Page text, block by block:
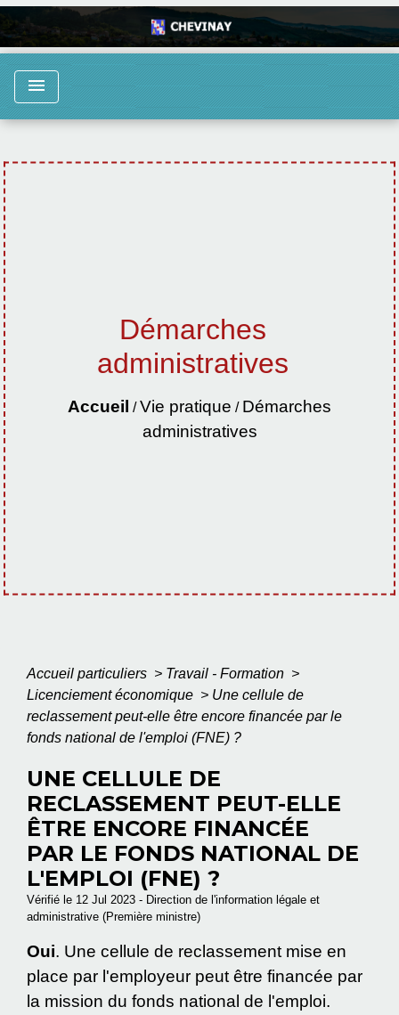
menu
Démarches
administratives
Accueil /Vie pratique / Démarches
administratives
Accueil particuliers > Travail - Formation >
Licenciement économique > Une cellule de
reclassement peut-elle être encore financée par le
fonds national de l'emploi (FNE) ?
UNE CELLULE DE
RECLASSEMENT PEUT-ELLE
ÊTRE ENCORE FINANCÉE
PAR LE FONDS NATIONAL DE
L'EMPLOI (FNE) ?
Vérifié le 12 Jul 2023 - Direction de l'information légale et
administrative (Première ministre)
Oui. Une cellule de reclassement mise en
place par l'employeur peut être financée par
la mission du fonds national de l'emploi.